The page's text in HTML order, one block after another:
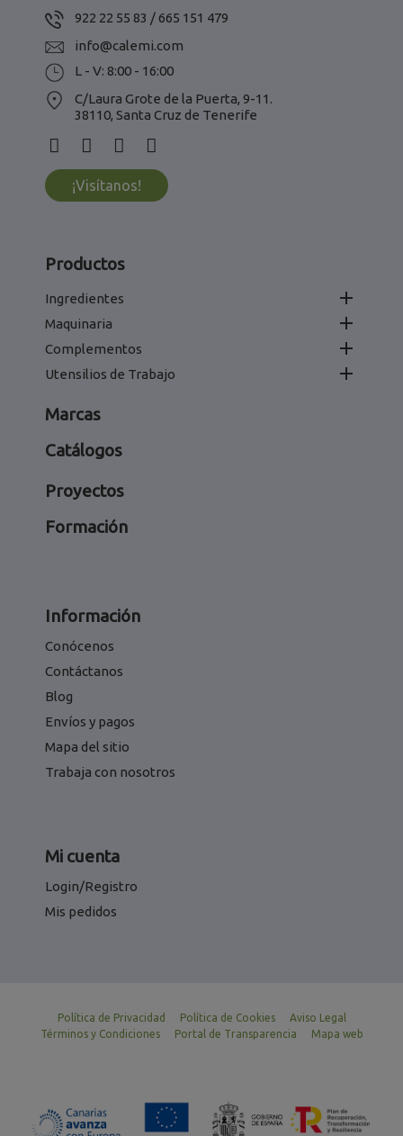
922 22 55 83 / 665 151 479
info@calemi.com
L - V: 8:00 - 16:00
C/Laura Grote de la Puerta, 9-11.
38110, Santa Cruz de Tenerife
¡Visítanos!
Productos
Ingredientes 
Maquinaria 
Complementos 
Utensilios de Trabajo 
Marcas
Catálogos
Proyectos
Formación
Información
Conócenos
Contáctanos
Blog
Envíos y pagos
Mapa del sitio
Trabaja con nosotros
Mi cuenta
Login/Registro
Mis pedidos
Política de Privacidad Política de Cookies
Aviso Legal
Términos y Condiciones
Portal de Transparencia Mapa web